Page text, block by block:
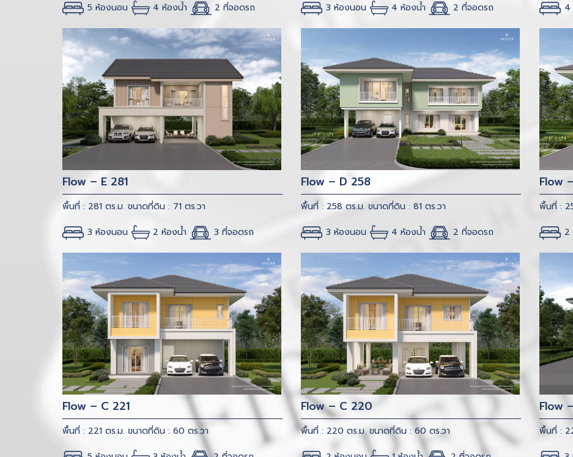
5 ห้องนอน 4 ห้องน้ำ 2 ที่จอดรถ 3 ห้องนอน 4 ห้องน้ำ 2 ที่จอดรถ 4
Flow – E 281
พื้นที่ : 281 ตร.ม. ขนาดที่ดิน : 71 ตร.วา
3 ห้องนอน 2 ห้องน้ำ 3 ที่จอดรถ
Flow – D 258
พื้นที่ : 258 ตร.ม. ขนาดที่ดิน : 81 ตร.วา
3 ห้องนอน 4 ห้องน้ำ 2 ที่จอดรถ
Flow
พื้นที่ :
2
Flow – C 221
พื้นที่ : 221 ตร.ม. ขนาดที่ดิน : 60 ตร.วา
Flow – C 220
พื้นที่ : 220 ตร.ม. ขนาดที่ดิน : 60 ตร.วา
Flow
พื้นที่ :